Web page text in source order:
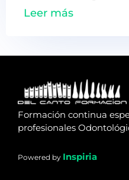
Leer más
Formación continua
profesionales
Powered by Inspiria